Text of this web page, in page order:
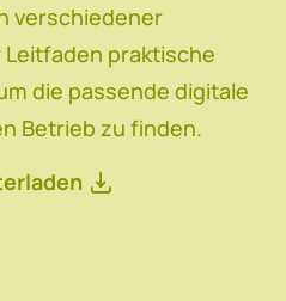
verschiedener
praktische
die passende digitale
Betrieb zu finden.